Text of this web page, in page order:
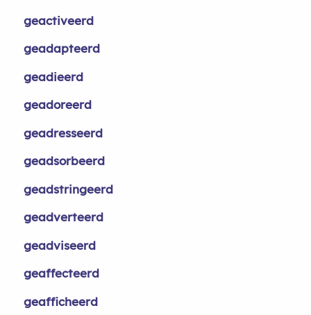
geactiveerd
geadapteerd
geadieerd
geadoreerd
geadresseerd
geadsorbeerd
geadstringeerd
geadverteerd
geadviseerd
geaffecteerd
geafficheerd